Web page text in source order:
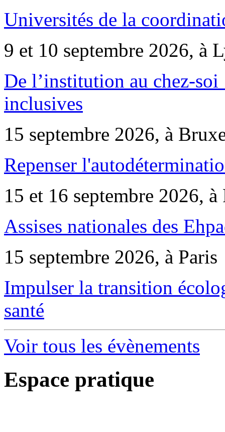
Universités de la
9 et 10 septembre 2026, à
De l’institution au chez-
inclusives
15 septembre 2026, à
Repenser
15 et 16 septembre 2026, à
Assises nationales des
15 septembre 2026, à Paris
Impulser la transition
santé
Voir tous les évènements
Espace pratique